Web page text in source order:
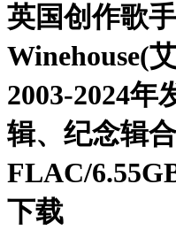
英国创作歌
Winehouse(
2003-2024年
辑、纪念辑
FLAC/
下载